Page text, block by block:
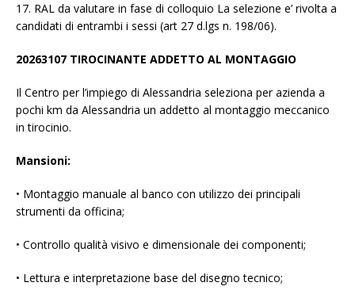
17. RAL da valutare in fase di colloquio La selezione e’ rivolta a
candidati di entrambi i sessi (art 27 d.lgs n. 198/06).
20263107 TIROCINANTE ADDETTO AL MONTAGGIO
Il Centro per l’impiego di Alessandria seleziona per azienda a
pochi km da Alessandria un addetto al montaggio meccanico
in tirocinio.
Mansioni:
• Montaggio manuale al banco con utilizzo dei principali
strumenti da officina;
• Controllo qualità visivo e dimensionale dei componenti;
• Lettura e interpretazione base del disegno tecnico;